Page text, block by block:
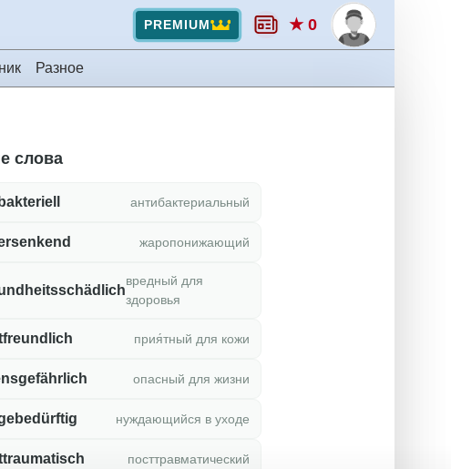
PREMIUM ★ 0
Разное
слова
антибактериальный
жаропонижающий
вредный для
здоровья
прия́тный для кожи
опасный для жизни
нуждающийся в уходе
посттравматический